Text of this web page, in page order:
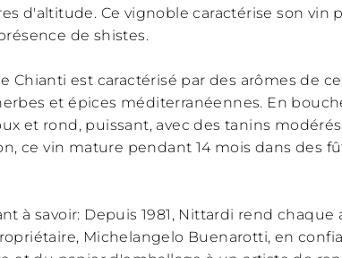
d'altitude. Ce vignoble caractérise son vin
de shistes.
Chianti est caractérisé par des arômes de
et épices méditerranéennes. En
et rond, puissant, avec des tanins
ce vin mature pendant 14 mois dans des
à savoir: Depuis 1981, Nittardi rend
Michelangelo Buenarotti, en